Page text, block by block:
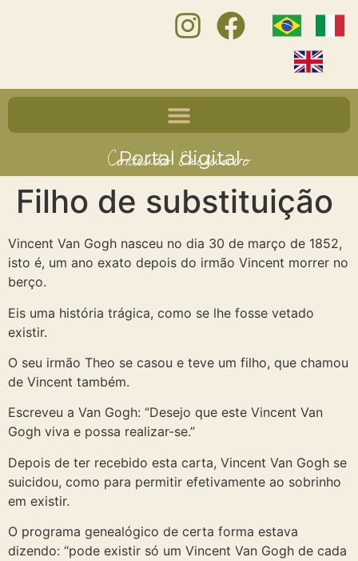
Portal digital
Conteúdo Exclusivo
Filho de substituição
Vincent Van Gogh nasceu no dia 30 de março de 1852,
isto é, um ano exato depois do irmão Vincent morrer no
berço.
Eis uma história trágica, como se lhe fosse vetado
existir.
O seu irmão Theo se casou e teve um filho, que chamou
de Vincent também.
Escreveu a Van Gogh: “Desejo que este Vincent Van
Gogh viva e possa realizar-se.”
Depois de ter recebido esta carta, Vincent Van Gogh se
suicidou, como para permitir efetivamente ao sobrinho
em existir.
O programa genealógico de certa forma estava
dizendo: “pode existir só um Vincent Van Gogh de cada